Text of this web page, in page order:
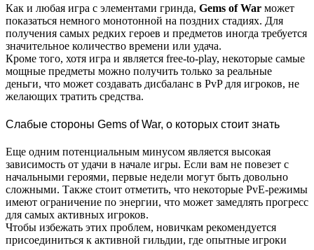
Как и любая игра с элементами гринда, Gems of War может
показаться немного монотонной на поздних стадиях. Для
получения самых редких героев и предметов иногда требуется
значительное количество времени или удача.
Кроме того, хотя игра и является free-to-play, некоторые самые
мощные предметы можно получить только за реальные
деньги, что может создавать дисбаланс в PvP для игроков, не
желающих тратить средства.
Слабые стороны Gems of War, о которых стоит знать
Еще одним потенциальным минусом является высокая
зависимость от удачи в начале игры. Если вам не повезет с
начальными героями, первые недели могут быть довольно
сложными. Также стоит отметить, что некоторые PvE-режимы
имеют ограничение по энергии, что может замедлять прогресс
для самых активных игроков.
Чтобы избежать этих проблем, новичкам рекомендуется
присоединиться к активной гильдии, где опытные игроки